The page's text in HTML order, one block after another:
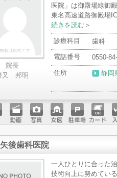
院長
又 邦明
医院」は御殿場線御
東名高速道路御殿場
続きを読む ＞
診療科目
歯科
電話番号
0550-
住所
静岡
動画 写真 女医 駐車場クレジ
ットカ
入
矢後歯科医院
一人ひとりに合った
技術向上に努めてい